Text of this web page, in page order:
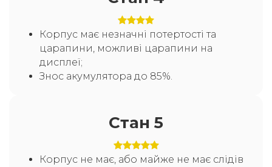
Корпус має незначні потертості та
царапини, можливі царапини на
дисплеї;
Знос акумулятора до 85%.
Стан 5
Корпус не має, або майже не має слідів